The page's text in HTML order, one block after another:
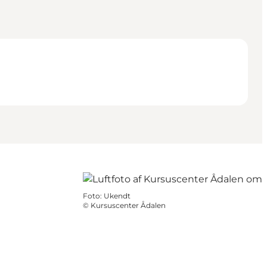
Foto: Ukendt
© Kursuscenter Ådalen